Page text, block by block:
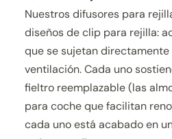
Nuestros difusores para
diseños de clip para rejilla:
que se sujetan directamente
ventilación. Cada uno
fieltro reemplazable (las
para coche que facilitan
cada uno está acabado en